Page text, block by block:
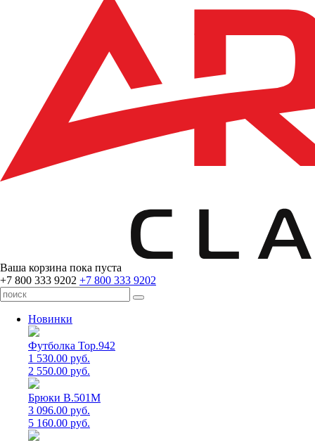
Ваша корзина пока пуста
+7 800 333 9202 +7 800 333 9202
Новинки
Футболка Top.942
1 530.00 руб.
2 550.00 руб.
Брюки B.501M
3 096.00 руб.
5 160.00 руб.